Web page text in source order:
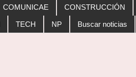
COMUNICAE CONSTRUCCIÓN
TECH NP Buscar noticias